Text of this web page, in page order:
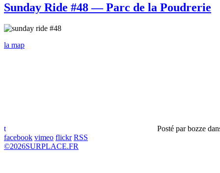
Sunday Ride #48 — Parc de la Poudrerie
la map
t Posté parbozze
facebook vimeo flickr RSS
©2026SURPLACE.FR